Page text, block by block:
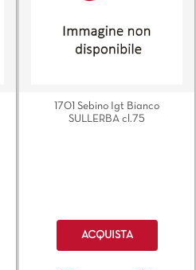
1701 Sebino Igt Bianco
SULLERBA cl.75
Quantità
ACQUISTA